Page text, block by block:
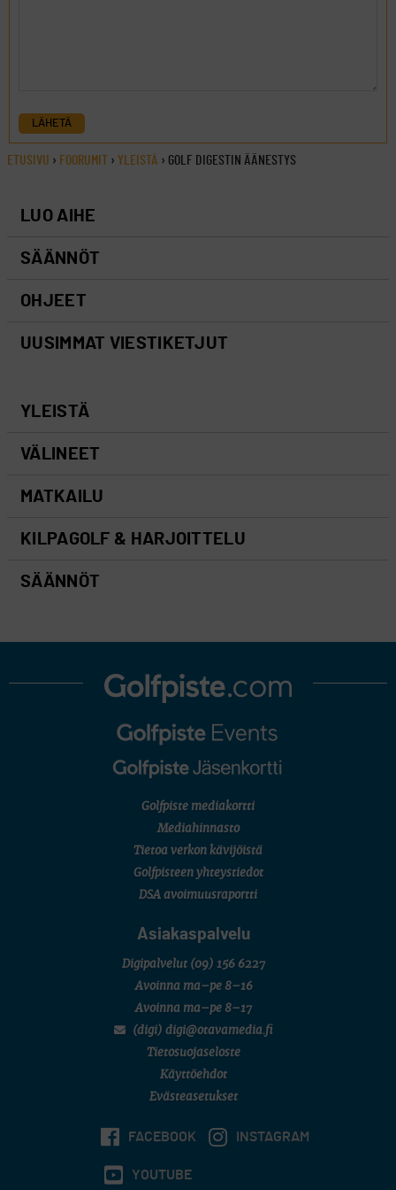
LÄHETÄ
ETUSIVU › FOORUMIT › YLEISTÄ › GOLF DIGESTIN ÄÄNESTYS
LUO AIHE
SÄÄNNÖT
OHJEET
UUSIMMAT VIESTIKETJUT
YLEISTÄ
VÄLINEET
MATKAILU
KILPAGOLF & HARJOITTELU
SÄÄNNÖT
Golfpiste mediakortti
Mediahinnasto
Tietoa verkon kävijöistä
Golfpisteen yhteystiedot
DSA avoimuusraportti
Asiakaspalvelu
Digipalvelut (09) 156 6227
Avoinna ma–pe 8–16
Avoinna ma–pe 8–17
(digi) digi@otavamedia.fi
Tietosuojaseloste
Käyttöehdot
Evästeasetukset
FACEBOOK INSTAGRAM
YOUTUBE